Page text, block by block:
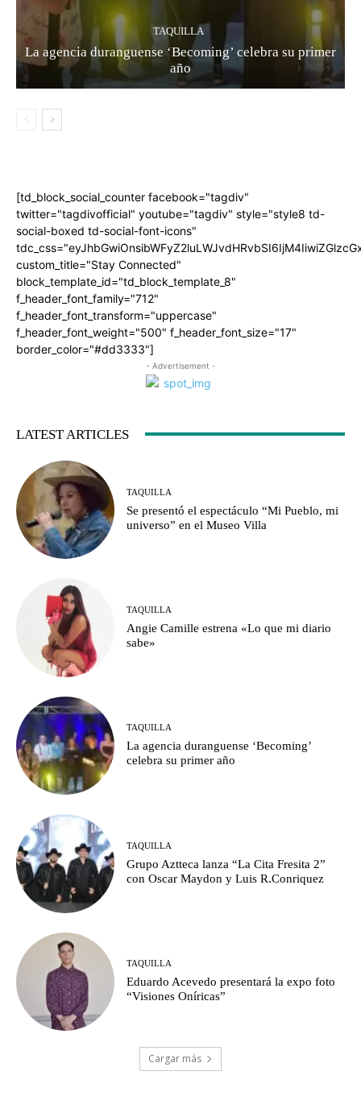
TAQUILLA
La agencia duranguense ‘Becoming’ celebra su primer
año
[td_block_social_counter facebook="tagdiv"
twitter="tagdivofficial" youtube="tagdiv" style="style8 td-
social-boxed td-social-font-icons"
custom_title="Stay Connected"
block_template_id="td_block_template_8"
f_header_font_family="712"
f_header_font_transform="uppercase"
f_header_font_weight="500" f_header_font_size="17"
border_color="#dd3333"]
- Advertisement -
LATEST ARTICLES
TAQUILLA
Se presentó el espectáculo “Mi Pueblo, mi
universo” en el Museo Villa
TAQUILLA
Angie Camille estrena «Lo que mi diario
sabe»
TAQUILLA
La agencia duranguense ‘Becoming’
celebra su primer año
TAQUILLA
Grupo Aztteca lanza “La Cita Fresita 2”
con Oscar Maydon y Luis R.Conriquez
TAQUILLA
Eduardo Acevedo presentará la expo foto
“Visiones Oníricas”
Cargar más